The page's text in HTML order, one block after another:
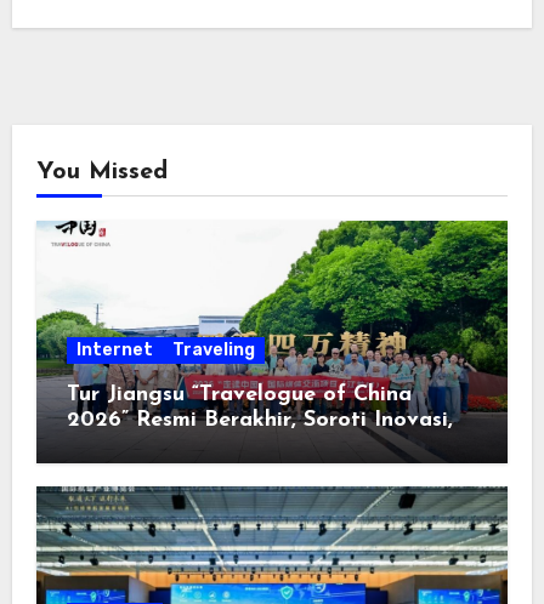
You Missed
Internet Traveling
Tur Jiangsu “Travelogue of China
2026” Resmi Berakhir, Soroti Inovasi,
Keterbukaan, dan Pembangunan
Berorientasi pada Masyarakat